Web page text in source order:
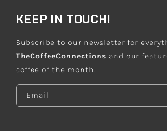
KEEP IN TOUCH!
Subscribe to our newsletter for
TheCoffeeConnections and our
coffee of the month.
Email